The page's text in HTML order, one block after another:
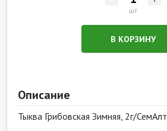
шт
В КОРЗИНУ
Описание
Тыква Грибовская Зимняя, 2г/СемАлт